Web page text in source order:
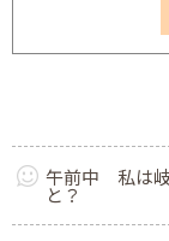
午前中 私は岐
と？